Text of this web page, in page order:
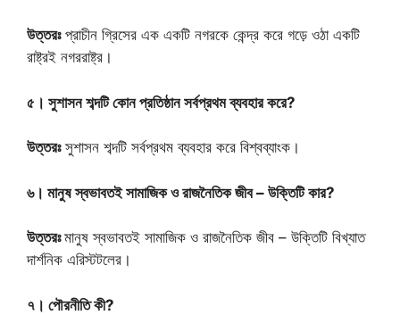
উত্তরঃপ্রাচীন গ্রিসের এক একটি নগরকে কেন্দ্র করে গড়ে ওঠা একটি
রাষ্ট্রই নগররাষ্ট্র।
৫। সুশাসন শব্দটি কোন প্রতিষ্ঠান সর্বপ্রথম ব্যবহার করে?
উত্তরঃসুশাসন শব্দটি সর্বপ্রথম ব্যবহার করে বিশ্বব্যাংক।
৬। মানুষ স্বভাবতই সামাজিক ও রাজনৈতিক জীব – উক্তিটি কার?
উত্তরঃমানুষ স্বভাবতই সামাজিক ও রাজনৈতিক জীব – উক্তিটি বিখ্যাত
দার্শনিক এরিস্টটলের।
৭। পৌরনীতি কী?